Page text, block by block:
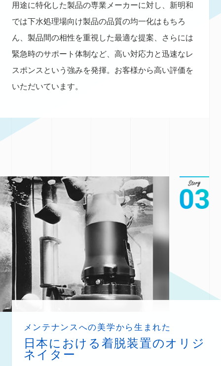
用途に特化した製品の専業メーカーに対し、新明和
では下水処理場向け製品の品質の均一化はもちろ
ん、製品間の相性を重視した最適な提案、さらには
緊急時のサポート体制など、高い対応力と迅速なレ
スポンスという強みを発揮。お客様から高い評価を
いただいています。
メンテナンスへの美学から生まれた
日本における着脱装置のオリジ
ネイター